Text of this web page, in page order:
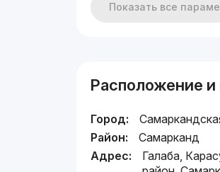
Показать все
Расположение и
Город:
Район:
Самарканд
Адрес:
Галаба,